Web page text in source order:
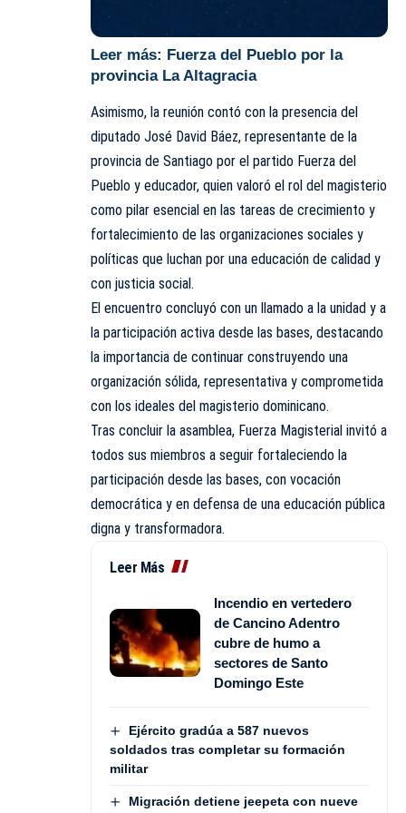
Leer más: Fuerza del Pueblo por la
provincia La Altagracia
Asimismo, la reunión contó con la presencia del
diputado José David Báez, representante de la
provincia de Santiago por el partido Fuerza del
Pueblo y educador, quien valoró el rol del magisterio
como pilar esencial en las tareas de crecimiento y
fortalecimiento de las organizaciones sociales y
políticas que luchan por una educación de calidad y
con justicia social.
El encuentro concluyó con un llamado a la unidad y a
la participación activa desde las bases, destacando
la importancia de continuar construyendo una
organización sólida, representativa y comprometida
con los ideales del magisterio dominicano.
Tras concluir la asamblea, Fuerza Magisterial invitó a
todos sus miembros a seguir fortaleciendo la
participación desde las bases, con vocación
democrática y en defensa de una educación pública
digna y transformadora.
Leer Más
Incendio en vertedero
de Cancino Adentro
cubre de humo a
sectores de Santo
Domingo Este
Ejército gradúa a 587 nuevos
soldados tras completar su formación
militar
Migración detiene jeepeta con nueve